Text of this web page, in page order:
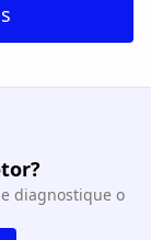
diagnostique o